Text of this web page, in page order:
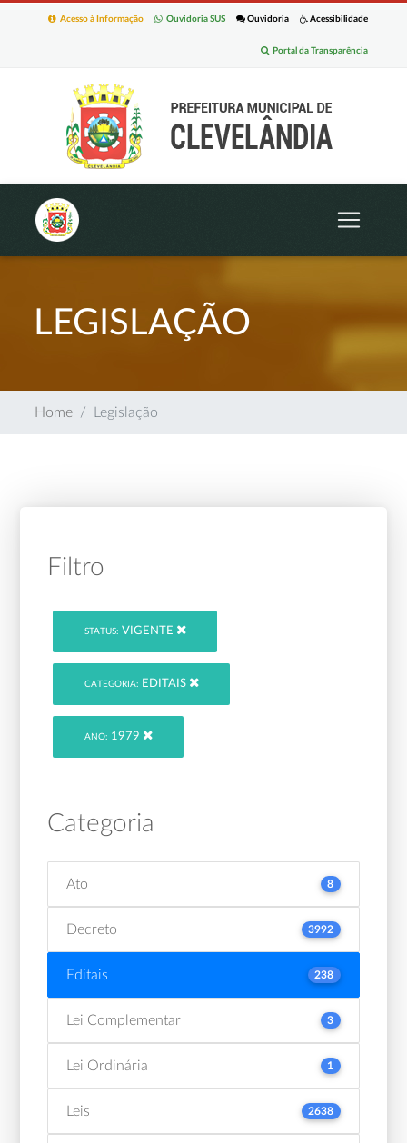
Acessibilidade
Ouvidoria
Ouvidoria SUS
Acesso à Informação
Portal da Transparência
LEGISLAÇÃO
Home Legislação
Filtro
STATUS: VIGENTE
CATEGORIA: EDITAIS
ANO: 1979
Categoria
Ato 8
Decreto 3992
Editais 238
Lei Complementar 3
Lei Ordinária 1
Leis 2638